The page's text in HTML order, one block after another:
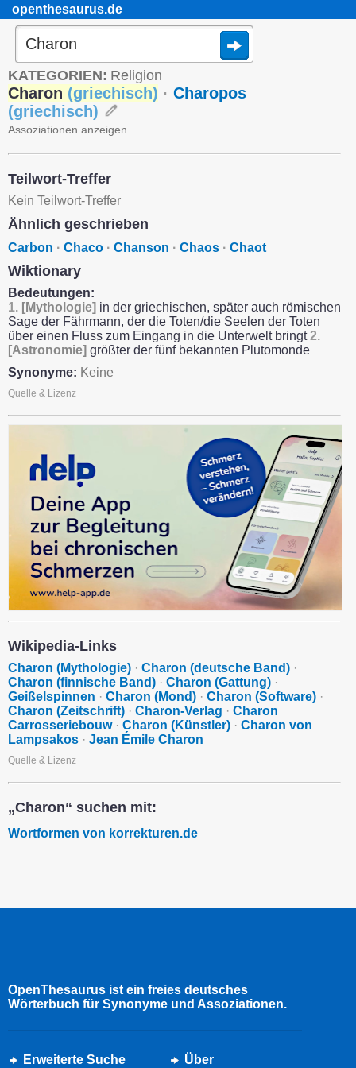
openthesaurus.de
KATEGORIEN: Religion
Charon (griechisch) · Charopos
(griechisch)
Assoziationen anzeigen
Teilwort-Treffer
Kein Teilwort-Treffer
Ähnlich geschrieben
Carbon · Chaco · Chanson · Chaos · Chaot
Wiktionary
Bedeutungen:
1. [Mythologie] in der griechischen, später auch römischen
Sage der Fährmann, der die Toten/die Seelen der Toten
über einen Fluss zum Eingang in die Unterwelt bringt2.
[Astronomie] größter der fünf bekannten Plutomonde
Synonyme: Keine
Quelle & Lizenz
Wikipedia-Links
Charon (Mythologie) · Charon (deutsche Band) ·
Charon (finnische Band) · Charon (Gattung) ·
Geißelspinnen · Charon (Mond) · Charon (Software) ·
Charon (Zeitschrift) · Charon-Verlag · Charon
Carrosseriebouw· Charon (Künstler) · Charon von
Lampsakos · Jean Émile Charon
Quelle & Lizenz
„Charon“ suchen mit:
Wortformen von korrekturen.de
OpenThesaurus ist ein freies deutsches
Wörterbuch für Synonyme und Assoziationen.
Erweiterte Suche Über